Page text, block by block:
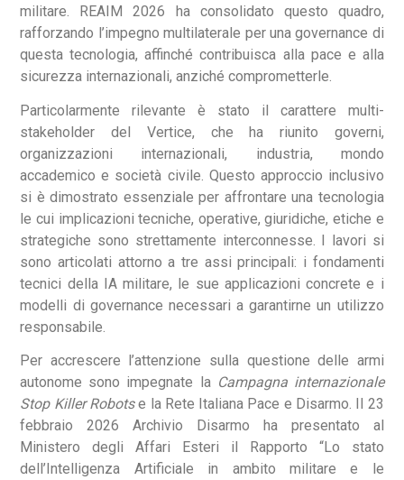
militare. REAIM 2026 ha consolidato questo quadro,
rafforzando l’impegno multilaterale per una governance di
questa tecnologia, affinché contribuisca alla pace e alla
sicurezza internazionali, anziché comprometterle.
Particolarmente rilevante è stato il carattere multi-
stakeholder del Vertice, che ha riunito governi,
organizzazioni internazionali, industria, mondo
accademico e società civile. Questo approccio inclusivo
si è dimostrato essenziale per affrontare una tecnologia
le cui implicazioni tecniche, operative, giuridiche, etiche e
strategiche sono strettamente interconnesse. I lavori si
sono articolati attorno a tre assi principali: i fondamenti
tecnici della IA militare, le sue applicazioni concrete e i
modelli di governance necessari a garantirne un utilizzo
responsabile.
Per accrescere l’attenzione sulla questione delle armi
autonome sono impegnate la Campagna internazionale
Stop Killer Robotse la Rete Italiana Pace e Disarmo. Il 23
febbraio 2026 Archivio Disarmo ha presentato al
Ministero degli Affari Esteri il Rapporto “Lo stato
dell’Intelligenza Artificiale in ambito militare e le